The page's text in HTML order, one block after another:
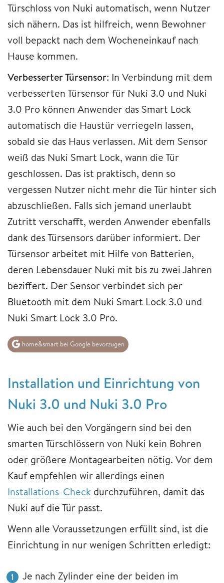
Türschloss von Nuki automatisch, wenn Nutzer
sich nähern. Das ist hilfreich, wenn Bewohner
voll bepackt nach dem Wocheneinkauf nach
Hause kommen.
Verbesserter Türsensor: In Verbindung mit dem
verbesserten Türsensor für Nuki 3.0 und Nuki
3.0 Pro können Anwender das Smart Lock
automatisch die Haustür verriegeln lassen,
sobald sie das Haus verlassen. Mit dem Sensor
weiß das Nuki Smart Lock, wann die Tür
geschlossen. Das ist praktisch, denn so
vergessen Nutzer nicht mehr die Tür hinter sich
abzuschließen. Falls sich jemand unerlaubt
Zutritt verschafft, werden Anwender ebenfalls
dank des Türsensors darüber informiert. Der
Türsensor arbeitet mit Hilfe von Batterien,
deren Lebensdauer Nuki mit bis zu zwei Jahren
beziffert. Der Sensor verbindet sich per
Bluetooth mit dem Nuki Smart Lock 3.0 und
Nuki Smart Lock 3.0 Pro.
home&smart bei Google bevorzugen
Installation und Einrichtung von
Nuki 3.0 und Nuki 3.0 Pro
Wie auch bei den Vorgängern sind bei den
smarten Türschlössern von Nuki kein Bohren
oder größere Montagearbeiten nötig. Vor dem
Kauf empfehlen wir allerdings einen
Installations-Check durchzuführen, damit das
Nuki auf die Tür passt.
Wenn alle Voraussetzungen erfüllt sind, ist die
Einrichtung in nur wenigen Schritten erledigt:
Je nach Zylinder eine der beiden im